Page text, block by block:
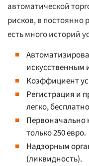
автоматической
рисков, в
есть много историй
искусственным
Коэффициент
Регистрация и
легко,
Первоначально
только 250 евро.
Надзорным
(ликвидность).